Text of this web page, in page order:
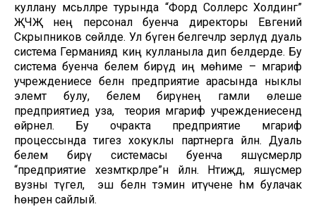
куллану мәсьәләләре турында “Форд Соллерс Холдинг”
ҖЧҖ нең персонал буенча директоры Евгений
Скрыпников сөйләде. Ул бүген белгечләр әзерләүдә дуаль
система Германиядә киң кулланыла дип белдерде. Бу
система буенча белем бирүдә иң мөһиме – мәгариф
учреждениесе белән предприятие арасында ныклы
элемтә булу, белем бирүнең гамәли өлеше
предприятиедә уза, ә теория мәгариф учреждениесендә
өйрәнелә. Бу очракта предприятие мәгариф
процессында тигез хокуклы партнерга әйләнә. Дуаль
белем бирү системасы буенча яшүсмерләр
“предприятие хезмәткәрләре”нә әйләнә. Нәтиҗәдә, яшүсмер
вузны түгел, ә эш белән тәэмин итүчене һәм булачак
һөнәрен сайлый.